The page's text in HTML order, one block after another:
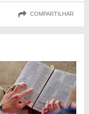
COMPARTILHAR